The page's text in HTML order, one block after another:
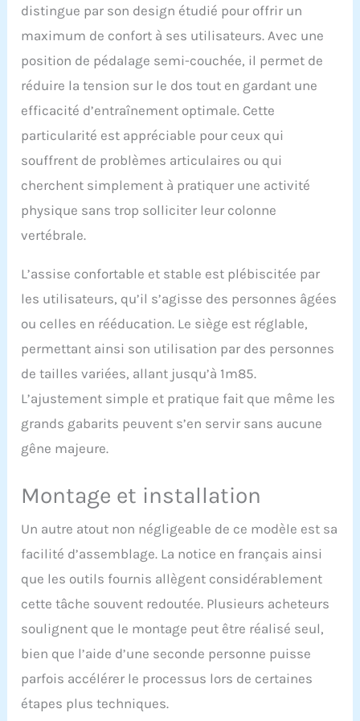
professionnel du fitness
ou débutant. Le velo semi
récupération ou
l'entraînement intensif.
L'utilisation de ce vélo
d'exercice/vélo
appartement semi
allongé est très utile pour
l'entraînement
musculaire/graisseux de
【DIMENSIONS&8
appartement semi
allongé 136/55/93 (L/l/H)
cm - Réglage magnétique
progressif à 1-8 niveaux
résistance- Selon vos
besoins de fitness,
choisissez la résistance
et la vitesse qui vous
conviennent. 6 KG roue
d'inertie faible bruit et
ajustant la position du
siège, ce vélo semi
des personnes de 150 à
185cm. Support pour
tablette pour déposer
votre téléphone portable
ou tablette afin
d’effectuer votre sport
tout en vous
divertissant.
【MULTIFONTION
semi allongé
distingue par son design étudié pour offrir un
maximum de confort à ses utilisateurs. Avec une
position de pédalage semi-couchée, il permet de
réduire la tension sur le dos tout en gardant une
efficacité d’entraînement optimale. Cette
particularité est appréciable pour ceux qui
souffrent de problèmes articulaires ou qui
cherchent simplement à pratiquer une activité
physique sans trop solliciter leur colonne
vertébrale.
L’assise confortable et stable est plébiscitée par
les utilisateurs, qu’il s’agisse des personnes âgées
ou celles en rééducation. Le siège est réglable,
permettant ainsi son utilisation par des personnes
de tailles variées, allant jusqu’à 1m85.
L’ajustement simple et pratique fait que même les
grands gabarits peuvent s’en servir sans aucune
gêne majeure.
Montage et installation
Un autre atout non négligeable de ce modèle est sa
facilité d’assemblage. La notice en français ainsi
que les outils fournis allègent considérablement
cette tâche souvent redoutée. Plusieurs acheteurs
soulignent que le montage peut être réalisé seul,
bien que l’aide d’une seconde personne puisse
parfois accélérer le processus lors de certaines
étapes plus techniques.